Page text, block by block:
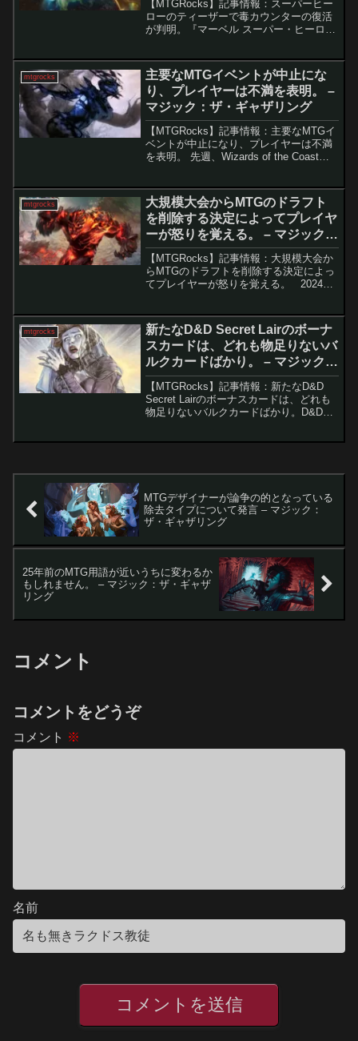
【MTGRocks】記事情報：スーパーヒー
ローのティーザーで毒カウンターの復活
が判明。『マーベル スーパー・ヒーロー
リクスヘイヴンの秘密』の発売からわず
か1か...
mtgrocks
主要なMTGイベントが中止にな
り、プレイヤーは不満を表明。 –
マジック：ザ・ギャザリング
【MTGRocks】記事情報：主要なMTGイ
ベントが中止になり、プレイヤーは不満
を表明。 先週、Wizards of the Coastが
的に主要なフォーマットで何も禁...
mtgrocks
大規模大会からMTGのドラフト
を削除する決定によってプレイヤ
ーが怒りを覚える。 – マジック：
ザ・ギャザリング
【MTGRocks】記事情報：大規模大会か
らMTGのドラフトを削除する決定によっ
てプレイヤーが怒りを覚える。 2024年
Gathe...
mtgrocks
新たなD&D Secret Lairのボーナ
スカードは、どれも物足りないバ
ルクカードばかり。 – マジック：
ザ・ギャザリング
【MTGRocks】記事情報：新たなD&D
Secret Lairのボーナスカードは、どれも
物足りないバルクカードばかり。D&D
MTGデザイナーが論争の的となっている
除去タイプについて発言 – マジック：
ザ・ギャザリング
25年前のMTG用語が近いうちに変わるか
もしれません。 – マジック：ザ・ギャザ
リング
コメント
コメントをどうぞ
コメント ※
名前